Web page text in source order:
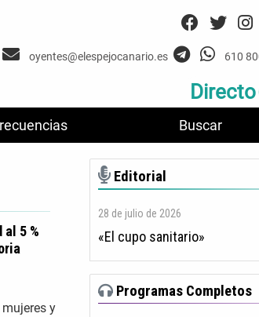
Buscar
oyentes@elespejocanario.es 610
Directo
5 %
y
Editorial
28 de julio de 2026
«El cupo sanitario»
Programas Completos